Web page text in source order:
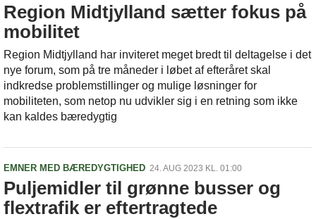
Region Midtjylland sætter fokus på
mobilitet
Region Midtjylland har inviteret meget bredt til deltagelse i det
nye forum, som på tre måneder i løbet af efteråret skal
indkredse problemstillinger og mulige løsninger for
mobiliteten, som netop nu udvikler sig i en retning som ikke
kan kaldes bæredygtig
EMNER MED BÆREDYGTIGHED 24. AUG 2023 KL. 01:00
Puljemidler til grønne busser og
flextrafik er eftertragtede